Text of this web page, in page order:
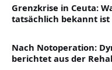
Grenzkrise in Ceuta:
tatsächlich bekannt ist
Nach Notoperation:
berichtet aus der